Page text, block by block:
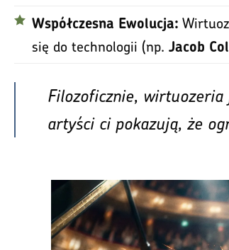
Współczesna Ewolucja:
się do technologii (np. Jacob
Filozoficznie,
artyści ci pokazują, że